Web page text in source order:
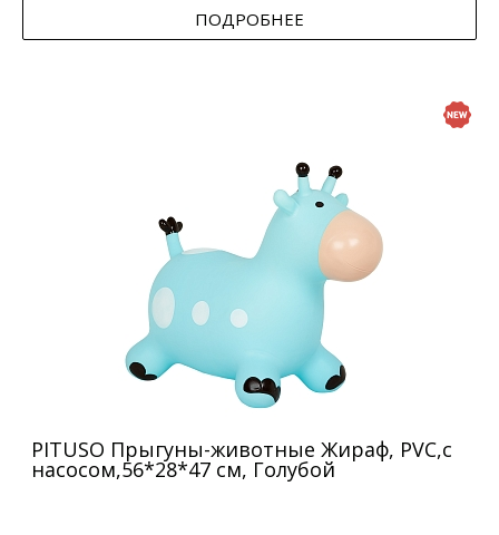
ПОДРОБНЕЕ
PITUSO Прыгуны-животные Жираф, PVC,с
насосом,56*28*47 см, Голубой